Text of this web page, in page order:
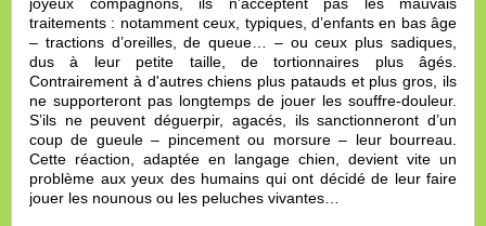
traitements : notamment ceux, typiques, d’enfants en bas âge
– tractions d’oreilles, de queue… – ou ceux plus sadiques,
dus à leur petite taille, de tortionnaires plus âgés.
Contrairement à d'autres chiens plus patauds et plus gros, ils
ne supporteront pas longtemps de jouer les souffre-douleur.
S’ils ne peuvent déguerpir, agacés, ils sanctionneront d’un
coup de gueule – pincement ou morsure – leur bourreau.
Cette réaction, adaptée en langage chien, devient vite un
problème aux yeux des humains qui ont décidé de leur faire
jouer les nounous ou les peluches vivantes…